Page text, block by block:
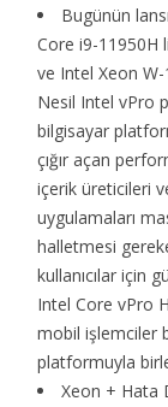
Bugünün
Core i9-11950H
ve Intel Xeon
Nesil Intel vPro
bilgisayar
çığır açan
içerik üreticileri
uygulamaları
halletmesi
kullanıcılar için
Intel Core vPro
mobil işlemciler
platformuyla
Xeon + Hata